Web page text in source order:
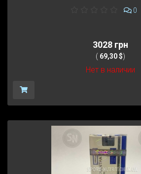
0
3028 грн
( 69,30 $)
Нет в наличии